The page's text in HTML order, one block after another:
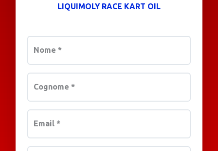
LIQUIMOLY RACE KART OIL
Nome *
Cognome *
Email *